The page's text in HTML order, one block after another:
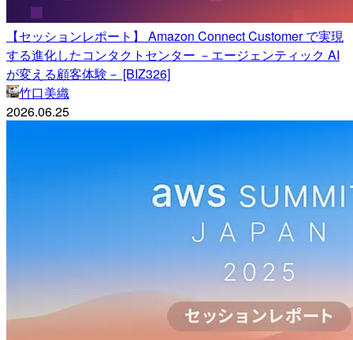
【セッションレポート】 Amazon Connect Customer で実現
する進化したコンタクトセンター －エージェンティック AI
が変える顧客体験－ [BIZ326]
竹口美織
2026.06.25